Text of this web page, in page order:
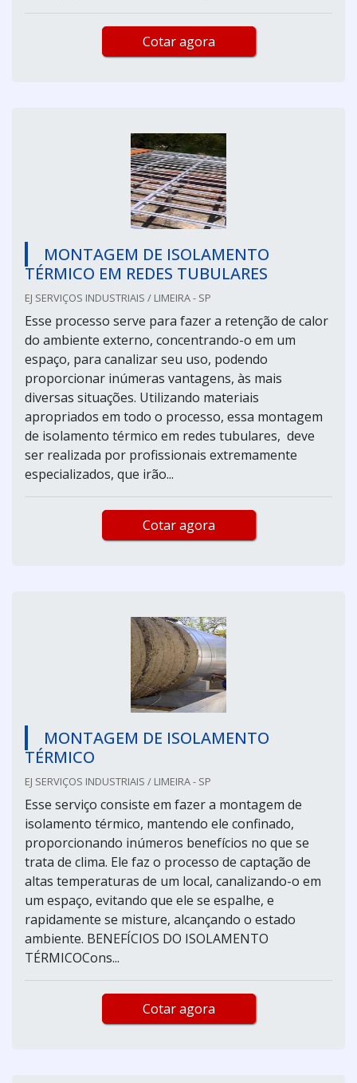
Cotar agora
MONTAGEM DE ISOLAMENTO
TÉRMICO EM REDES TUBULARES
EJ SERVIÇOS INDUSTRIAIS / LIMEIRA - SP
Esse processo serve para fazer a retenção de calor
do ambiente externo, concentrando-o em um
espaço, para canalizar seu uso, podendo
proporcionar inúmeras vantagens, às mais
diversas situações. Utilizando materiais
apropriados em todo o processo, essa montagem
de isolamento térmico em redes tubulares, deve
ser realizada por profissionais extremamente
especializados, que irão...
Cotar agora
MONTAGEM DE ISOLAMENTO
TÉRMICO
EJ SERVIÇOS INDUSTRIAIS / LIMEIRA - SP
Esse serviço consiste em fazer a montagem de
isolamento térmico, mantendo ele confinado,
proporcionando inúmeros benefícios no que se
trata de clima. Ele faz o processo de captação de
altas temperaturas de um local, canalizando-o em
um espaço, evitando que ele se espalhe, e
rapidamente se misture, alcançando o estado
ambiente. BENEFÍCIOS DO ISOLAMENTO
TÉRMICOCons...
Cotar agora